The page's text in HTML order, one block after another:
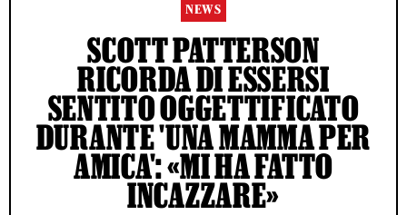
NEWS
SCOTT PATTERSON
RICORDA DI ESSERSI
SENTITO OGGETTIFICATO
DURANTE 'UNA MAMMA PER
AMICA': «MI HA FATTO
INCAZZARE»